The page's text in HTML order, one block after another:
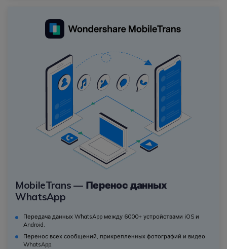
MobileTrans — Перенос данных
WhatsApp
Передача данных WhatsApp между 6000+ устройствами iOS и
Android.
Перенос всех сообщений, прикрепленных фотографий и видео
WhatsApp.